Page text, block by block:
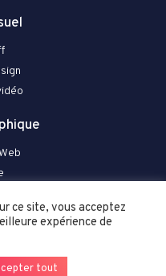
ce site, vous acceptez
expérience de
tout